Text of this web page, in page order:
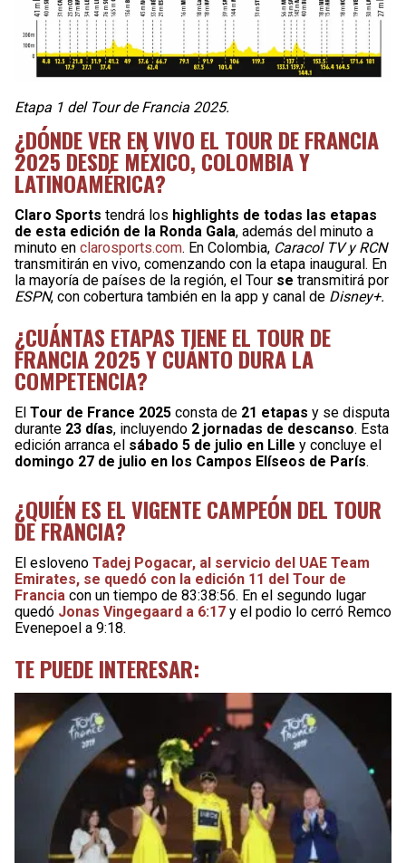
Etapa 1 del Tour de Francia 2025.
¿DÓNDE VER EN VIVO EL TOUR DE FRANCIA
2025 DESDE MÉXICO, COLOMBIA Y
LATINOAMÉRICA?
Claro Sports tendrá los highlights de todas las etapas
de esta edición de la Ronda Gala, además del minuto a
minuto en clarosports.com. En Colombia, Caracol TV y RCN
transmitirán en vivo, comenzando con la etapa inaugural. En
la mayoría de países de la región, el Tour se transmitirá por
ESPN, con cobertura también en la app y canal de Disney+.
¿CUÁNTAS ETAPAS TIENE EL TOUR DE
FRANCIA 2025 Y CUÁNTO DURA LA
COMPETENCIA?
El Tour de France 2025 consta de 21 etapas y se disputa
durante 23 días, incluyendo 2 jornadas de descanso. Esta
edición arranca el sábado 5 de julio en Lille y concluye el
domingo 27 de julio en los Campos Elíseos de París.
¿QUIÉN ES EL VIGENTE CAMPEÓN DEL TOUR
DE FRANCIA?
El esloveno Tadej Pogacar, al servicio del UAE Team
Emirates, se quedó con la edición 11 del Tour de
Francia con un tiempo de 83:38:56. En el segundo lugar
quedó Jonas Vingegaard a 6:17 y el podio lo cerró Remco
Evenepoel a 9:18.
TE PUEDE INTERESAR: